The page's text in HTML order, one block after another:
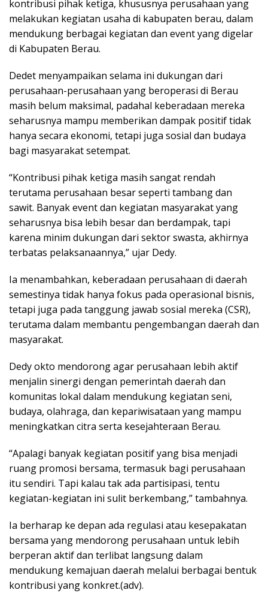
kontribusi pihak ketiga, khususnya perusahaan yang
melakukan kegiatan usaha di kabupaten berau, dalam
mendukung berbagai kegiatan dan event yang digelar
di Kabupaten Berau.
Dedet menyampaikan selama ini dukungan dari
perusahaan-perusahaan yang beroperasi di Berau
masih belum maksimal, padahal keberadaan mereka
seharusnya mampu memberikan dampak positif tidak
hanya secara ekonomi, tetapi juga sosial dan budaya
bagi masyarakat setempat.
“Kontribusi pihak ketiga masih sangat rendah
terutama perusahaan besar seperti tambang dan
sawit. Banyak event dan kegiatan masyarakat yang
seharusnya bisa lebih besar dan berdampak, tapi
karena minim dukungan dari sektor swasta, akhirnya
terbatas pelaksanaannya,” ujar Dedy.
Ia menambahkan, keberadaan perusahaan di daerah
semestinya tidak hanya fokus pada operasional bisnis,
tetapi juga pada tanggung jawab sosial mereka (CSR),
terutama dalam membantu pengembangan daerah dan
masyarakat.
Dedy okto mendorong agar perusahaan lebih aktif
menjalin sinergi dengan pemerintah daerah dan
komunitas lokal dalam mendukung kegiatan seni,
budaya, olahraga, dan kepariwisataan yang mampu
meningkatkan citra serta kesejahteraan Berau.
“Apalagi banyak kegiatan positif yang bisa menjadi
ruang promosi bersama, termasuk bagi perusahaan
itu sendiri. Tapi kalau tak ada partisipasi, tentu
kegiatan-kegiatan ini sulit berkembang,” tambahnya.
Ia berharap ke depan ada regulasi atau kesepakatan
bersama yang mendorong perusahaan untuk lebih
berperan aktif dan terlibat langsung dalam
mendukung kemajuan daerah melalui berbagai bentuk
kontribusi yang konkret.(adv).